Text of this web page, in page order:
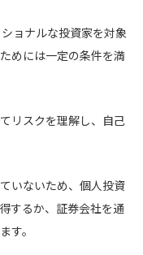
ョナルな投資家を対象
めには一定の条件を満
リスクを理解し、自己
いないため、個人投資
するか、証券会社を通
す。